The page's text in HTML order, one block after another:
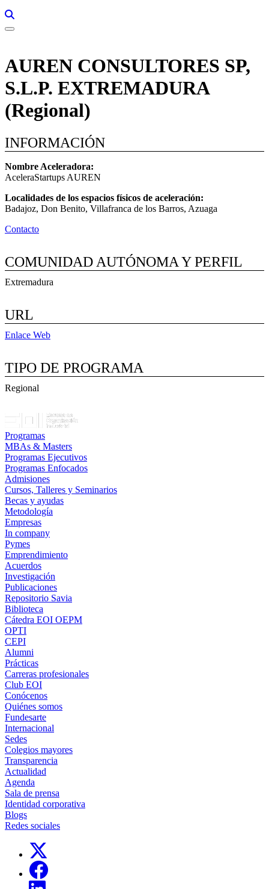
AUREN CONSULTORES SP,
S.L.P. EXTREMADURA
(Regional)
INFORMACIÓN
Nombre Aceleradora:
AceleraStartups AUREN
Localidades de los espacios físicos de aceleración:
Badajoz, Don Benito, Villafranca de los Barros, Azuaga
Contacto
COMUNIDAD AUTÓNOMA Y PERFIL
Extremadura
URL
Enlace Web
TIPO DE PROGRAMA
Regional
Programas
MBAs & Masters
Programas Ejecutivos
Programas Enfocados
Admisiones
Cursos, Talleres y Seminarios
Becas y ayudas
Metodología
Empresas
In company
Pymes
Emprendimiento
Acuerdos
Investigación
Publicaciones
Repositorio Savia
Biblioteca
Cátedra EOI OEPM
OPTI
CEPI
Alumni
Prácticas
Carreras profesionales
Club EOI
Conócenos
Quiénes somos
Fundesarte
Internacional
Sedes
Colegios mayores
Transparencia
Actualidad
Agenda
Sala de prensa
Identidad corporativa
Blogs
Redes sociales
Links, Opens in this window
Links, Opens in this window